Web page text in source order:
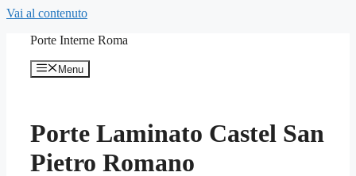
Vai al contenuto
Porte Interne Roma
Menu
Porte Laminato Castel San
Pietro Romano